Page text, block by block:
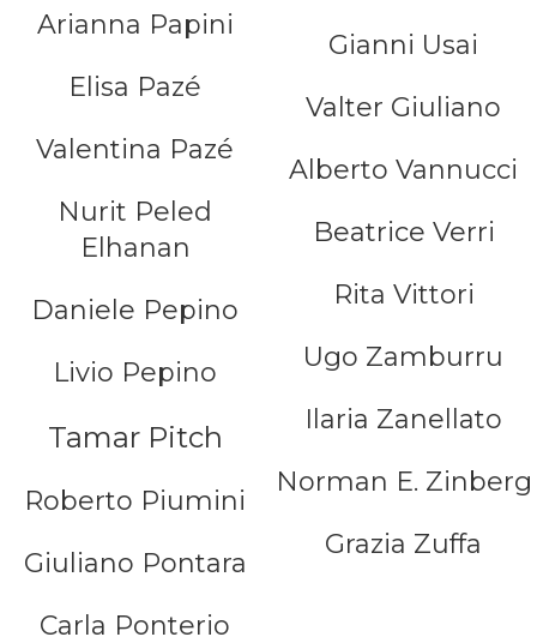
Arianna Papini
Elisa Pazé
Valentina Pazé
Nurit Peled
Elhanan
Daniele Pepino
Livio Pepino
Tamar Pitch
Roberto Piumini
Giuliano Pontara
Carla Ponterio
Gianni Usai
Valter Giuliano
Alberto Vannucci
Beatrice Verri
Rita Vittori
Ugo Zamburru
Ilaria Zanellato
Norman E. Zinberg
Grazia Zuffa